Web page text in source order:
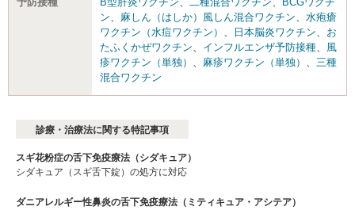
ン、 麻しん（はしか）風しん混合ワクチン、 水疱瘡
ワクチン（水痘ワクチン） 、 日本脳炎ワクチン、 お
たふくかぜワクチン、 インフルエンザ予防接種、 風
疹ワクチン（単独） 、 麻疹ワクチン（単独） 、 三種
混合ワクチン
診療・治療法に関する特記事項
スギ花粉症の舌下免疫療法（シダキュア）
シダキュア（スギ舌下錠）の処方に対応
ダニアレルギー性鼻炎の舌下免疫療法（ミティキュア・アシテア）